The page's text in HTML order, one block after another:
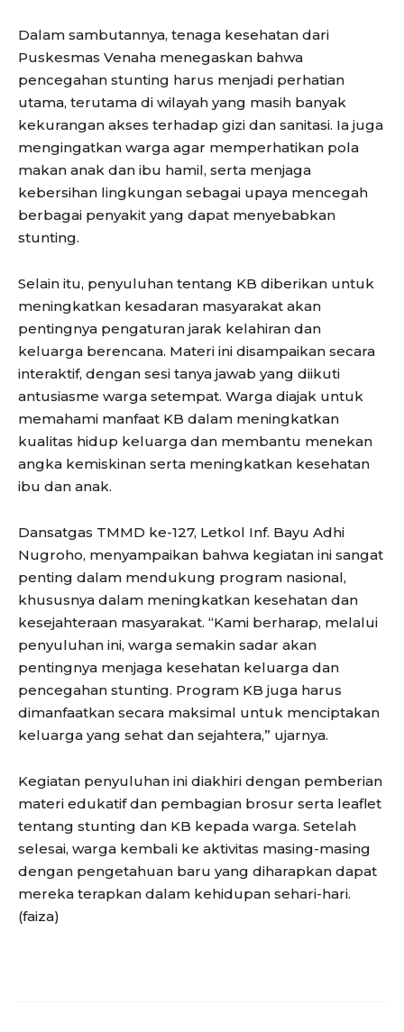
Dalam sambutannya, tenaga kesehatan dari
Puskesmas Venaha menegaskan bahwa
pencegahan stunting harus menjadi perhatian
utama, terutama di wilayah yang masih banyak
kekurangan akses terhadap gizi dan sanitasi. Ia juga
mengingatkan warga agar memperhatikan pola
makan anak dan ibu hamil, serta menjaga
kebersihan lingkungan sebagai upaya mencegah
berbagai penyakit yang dapat menyebabkan
stunting.
Selain itu, penyuluhan tentang KB diberikan untuk
meningkatkan kesadaran masyarakat akan
pentingnya pengaturan jarak kelahiran dan
keluarga berencana. Materi ini disampaikan secara
interaktif, dengan sesi tanya jawab yang diikuti
antusiasme warga setempat. Warga diajak untuk
memahami manfaat KB dalam meningkatkan
kualitas hidup keluarga dan membantu menekan
angka kemiskinan serta meningkatkan kesehatan
ibu dan anak.
Dansatgas TMMD ke-127, Letkol Inf. Bayu Adhi
Nugroho, menyampaikan bahwa kegiatan ini sangat
penting dalam mendukung program nasional,
khususnya dalam meningkatkan kesehatan dan
kesejahteraan masyarakat. “Kami berharap, melalui
penyuluhan ini, warga semakin sadar akan
pentingnya menjaga kesehatan keluarga dan
pencegahan stunting. Program KB juga harus
dimanfaatkan secara maksimal untuk menciptakan
keluarga yang sehat dan sejahtera,” ujarnya.
Kegiatan penyuluhan ini diakhiri dengan pemberian
materi edukatif dan pembagian brosur serta leaflet
tentang stunting dan KB kepada warga. Setelah
selesai, warga kembali ke aktivitas masing-masing
dengan pengetahuan baru yang diharapkan dapat
mereka terapkan dalam kehidupan sehari-hari.
(faiza)